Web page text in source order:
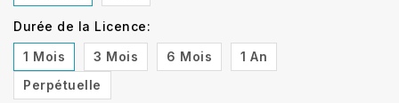
Durée de la Licence:
1 Mois
3 Mois 6 Mois
1 An
Perpétuelle